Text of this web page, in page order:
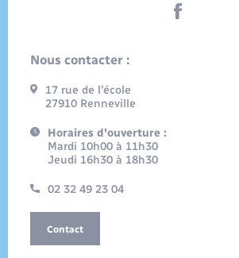
Nous contacter :
17 rue de l’école
27910 Renneville
Horaires d'ouverture :
Mardi 10h00 à 11h30
Jeudi 16h30 à 18h30
02 32 49 23 04
Contact